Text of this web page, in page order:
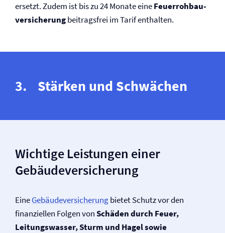
ersetzt. Zudem ist bis zu 24 Monate eineFeuerrohbau­
versicherungbeitragsfrei im Tarif enthalten.
Stärken und Schwächen
Wichtige Leistungen einer
Gebäude­versicherung
EineGebäude­versicherungbietet Schutz vor den
finanziellen Folgen vonSchäden durch Feuer,
Leitungswasser, Sturm und Hagel sowie